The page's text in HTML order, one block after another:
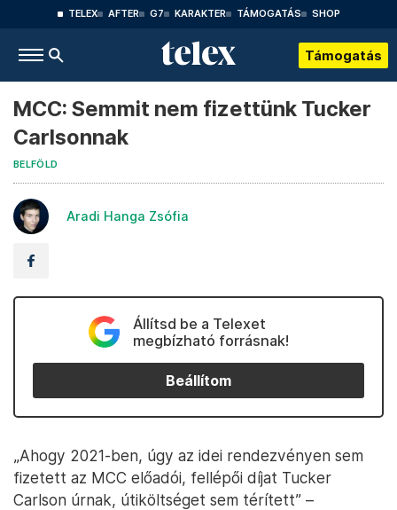
TELEX AFTER G7 KARAKTER TÁMOGATÁS SHOP
Támogatás
MCC: Semmit nem fizettünk Tucker
Carlsonnak
BELFÖLD
Aradi Hanga Zsófia
Állítsd be a Telexet
megbízható forrásnak!
Beállítom
„Ahogy 2021-ben, úgy az idei rendezvényen sem
fizetett az MCC előadói, fellépői díjat Tucker
Carlson úrnak, útiköltséget sem térített” –